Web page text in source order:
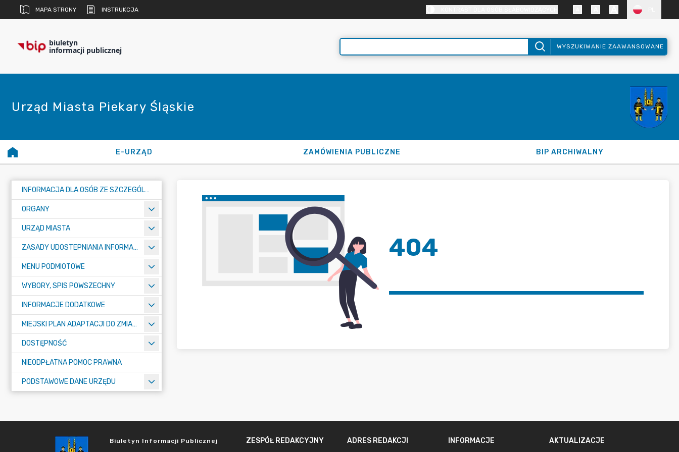
MAPA STRONY INSTRUKCJA
biuletyn
informacji publicznej WYSZUKIWANIE ZAAWANSOWANE
Urząd Miasta Piekary Śląskie
E-URZĄD ZAMÓWIENIA PUBLICZNE BIP ARCHIWALNY
INFORMACJA DLA OSÓB ZE SZCZEGÓLNYMI POTRZEBAMI
ORGANY
URZĄD MIASTA
ZASADY UDOSTEPNIANIA INFORMACJI PUBLICZNYCH
MENU PODMIOTOWE
WYBORY, SPIS POWSZECHNY
INFORMACJE DODATKOWE
MIEJSKI PLAN ADAPTACJI DO ZMIAN KLIMATU
DOSTĘPNOŚĆ
NIEODPŁATNA POMOC PRAWNA
PODSTAWOWE DANE URZĘDU
404
Biuletyn Informacji Publicznej ZESPÓŁ REDAKCYJNY ADRES REDAKCJI INFORMACJE AKTUALIZACJE